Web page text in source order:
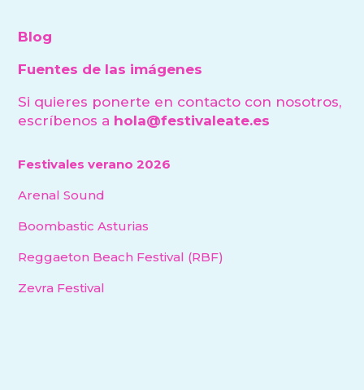
Blog
Fuentes de las imágenes
Si quieres ponerte en contacto con nosotros,
escríbenos a hola@festivaleate.es
Festivales verano 2026
Arenal Sound
Boombastic Asturias
Reggaeton Beach Festival (RBF)
Zevra Festival